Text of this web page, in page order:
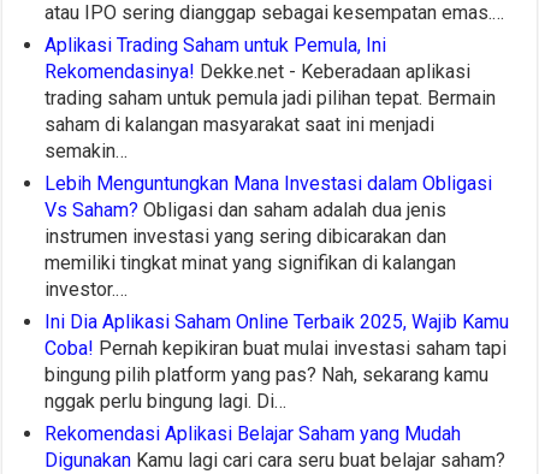
atau IPO sering dianggap sebagai kesempatan emas.…
Aplikasi Trading Saham untuk Pemula, Ini
Rekomendasinya! Dekke.net - Keberadaan aplikasi
trading saham untuk pemula jadi pilihan tepat. Bermain
saham di kalangan masyarakat saat ini menjadi
semakin…
Lebih Menguntungkan Mana Investasi dalam Obligasi
Vs Saham? Obligasi dan saham adalah dua jenis
instrumen investasi yang sering dibicarakan dan
memiliki tingkat minat yang signifikan di kalangan
investor.…
Ini Dia Aplikasi Saham Online Terbaik 2025, Wajib Kamu
Coba! Pernah kepikiran buat mulai investasi saham tapi
bingung pilih platform yang pas? Nah, sekarang kamu
nggak perlu bingung lagi. Di…
Rekomendasi Aplikasi Belajar Saham yang Mudah
Digunakan Kamu lagi cari cara seru buat belajar saham?